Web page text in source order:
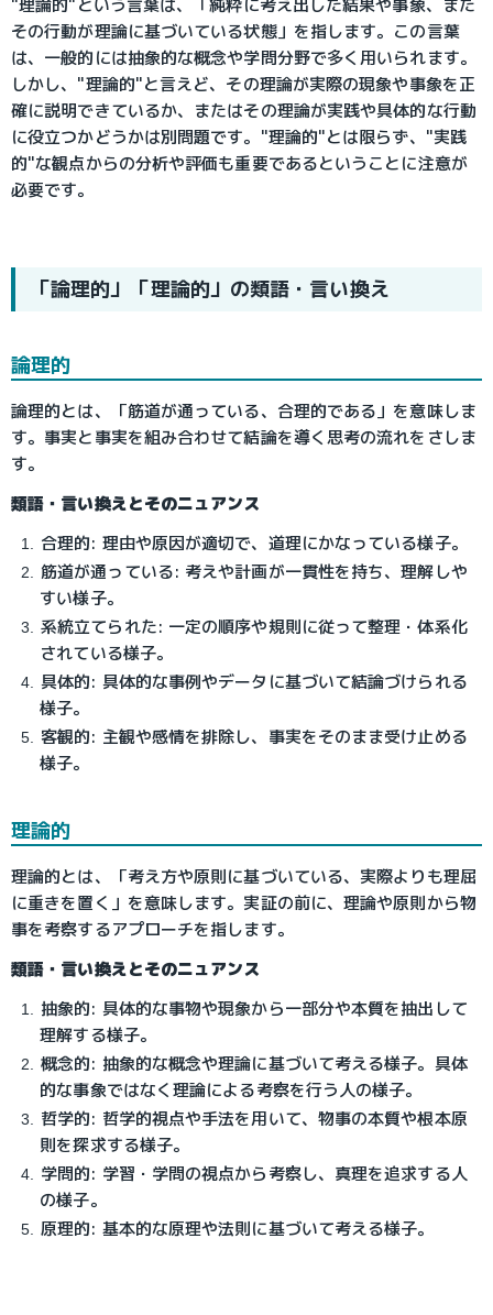
"理論的"という言葉は、「純粋に考え出した結果や事象、また
その行動が理論に基づいている状態」を指します。この言葉
は、一般的には抽象的な概念や学問分野で多く用いられます。
しかし、"理論的"と言えど、その理論が実際の現象や事象を正
確に説明できているか、またはその理論が実践や具体的な行動
に役立つかどうかは別問題です。"理論的"とは限らず、"実践
的"な観点からの分析や評価も重要であるということに注意が
必要です。
「論理的」「理論的」の類語・言い換え
論理的
論理的とは、「筋道が通っている、合理的である」を意味しま
す。事実と事実を組み合わせて結論を導く思考の流れをさしま
す。
類語・言い換えとそのニュアンス
合理的: 理由や原因が適切で、道理にかなっている様子。
筋道が通っている: 考えや計画が一貫性を持ち、理解しや
すい様子。
系統立てられた: 一定の順序や規則に従って整理・体系化
されている様子。
具体的: 具体的な事例やデータに基づいて結論づけられる
様子。
客観的: 主観や感情を排除し、事実をそのまま受け止める
様子。
理論的
理論的とは、「考え方や原則に基づいている、実際よりも理屈
に重きを置く」を意味します。実証の前に、理論や原則から物
事を考察するアプローチを指します。
類語・言い換えとそのニュアンス
抽象的: 具体的な事物や現象から一部分や本質を抽出して
理解する様子。
概念的: 抽象的な概念や理論に基づいて考える様子。具体
的な事象ではなく理論による考察を行う人の様子。
哲学的: 哲学的視点や手法を用いて、物事の本質や根本原
則を探求する様子。
学問的: 学習・学問の視点から考察し、真理を追求する人
の様子。
原理的: 基本的な原理や法則に基づいて考える様子。